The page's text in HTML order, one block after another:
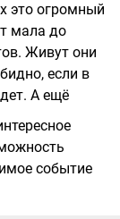
это огромный
мала до
Живут они
если в
А ещё
событие